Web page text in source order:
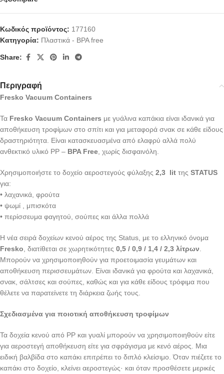
Κωδικός προϊόντος: 177160
Κατηγορία: Πλαστικά - BPA free
Share:
Περιγραφή
Fresko Vacuum Containers
Τα Fresko Vacuum Containers με γυάλινα καπάκια είναι ιδανικά για
αποθήκευση τροφίμων στο σπίτι και για μεταφορά σνακ σε κάθε είδους
δραστηριότητα. Είναι κατασκευασμένα από ελαφρύ αλλά πολύ
ανθεκτικό υλικό PP – BPA Free , χωρίς δισφαινόλη.
Χρησιμοποιήστε το δοχείο αεροστεγούς φύλαξης 2,3 lit της STATUS
για:
• λαχανικά, φρούτα
• ψωμί , μπισκότα
• περίσσευμα φαγητού, σούπες και άλλα πολλά
Η νέα σειρά δοχείων κενού αέρος της Status, με το ελληνικό όνομα
Fresko , διατίθεται σε χωρητικότητες 0,5 / 0,9 / 1,4 / 2,3 λίτρων
Μπορούν να χρησιμοποιηθούν για προετοιμασία γευμάτων και
αποθήκευση περισσευμάτων. Είναι ιδανικά για φρούτα και λαχανικά,
σνακ, σάλτσες και σούπες, καθώς και για κάθε είδους τρόφιμα που
θέλετε να παρατείνετε τη διάρκεια ζωής τους.
Σχεδιασμένα για ποιοτική αποθήκευση τροφίμων
Τα δοχεία κενού από PP και γυαλί μπορούν να χρησιμοποιηθούν είτε
για αεροστεγή αποθήκευση είτε για σφράγισμα με κενό αέρος. Μια
ειδική βαλβίδα στο καπάκι επιτρέπει το διπλό κλείσιμο. Όταν πιέζετε το
καπάκι στο δοχείο, κλείνει αεροστεγώς· και όταν προσθέσετε μερικές